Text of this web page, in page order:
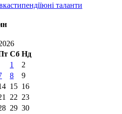
стипендіїюні таланти
Сб Нд
1
2
8
9
15 16
22 23
29 30